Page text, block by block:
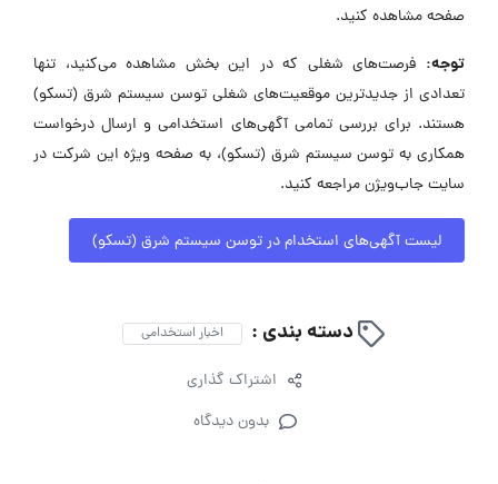
صفحه مشاهده کنید.
توجه: فرصت‌های شغلی که در این بخش مشاهده می‌کنید، تنها
تعدادی از جدیدترین موقعیت‌های شغلی توسن سیستم شرق (تسکو)
هستند. برای بررسی تمامی آگهی‌های استخدامی و ارسال درخواست
همکاری به توسن سیستم شرق (تسکو)، به صفحه ویژه این شرکت در
سایت جاب‌ویژن مراجعه کنید.
لیست آگهی‌های استخدام در توسن سیستم شرق (تسکو)
دسته بندی : اخبار استخدامی
اشتراک گذاری
بدون دیدگاه